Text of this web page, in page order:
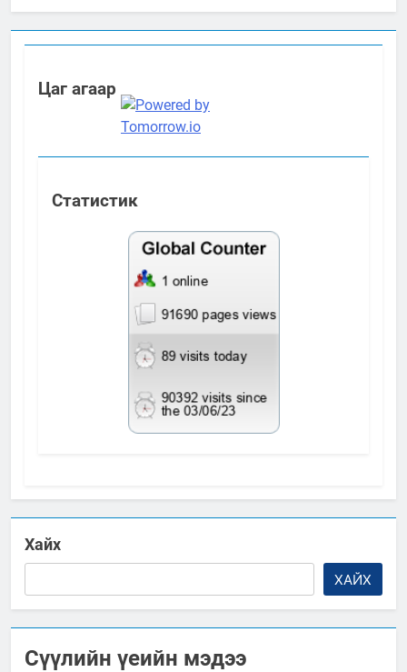
ажиллагааны жилийн төлөвлөгөө
Цаг агаар
Статистик
Хайх
ХАЙХ
Сүүлийн үеийн мэдээ